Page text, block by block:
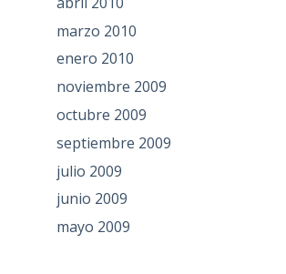
marzo 2010
enero 2010
noviembre 2009
octubre 2009
septiembre 2009
julio 2009
junio 2009
mayo 2009